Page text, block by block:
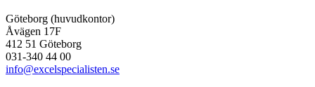
Göteborg (huvudkontor)
Åvägen 17F
412 51 Göteborg
031-340 44 00
info@excelspecialisten.se